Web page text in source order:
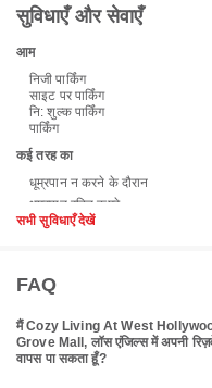
सुविधाएँ और सेवाएँ
आम
निजी पार्किंग
साइट पर पार्किंग
नि: शुल्क पार्किंग
पार्किंग
कई तरह का
धूम्रपान न करने के दौरान
सभी सुविधाएँ देखें
FAQ
मैं Cozy Living At West
Grove Mall, लॉस एंजिल्स में अपनी
वापस पा सकता हूँ?